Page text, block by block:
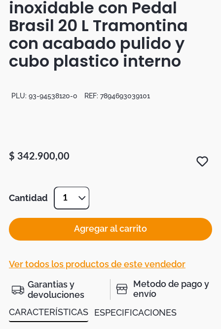
inoxidable con Pedal
Brasil 20 L Tramontina
con acabado pulido y
cubo plastico interno
PLU: 93-94538120-0 REF: 7894693039101
$ 342.900,00
Cantidad 1
Agregar al carrito
Ver todos los productos de este vendedor
Garantias y
devoluciones
Metodo de pago y
envío
CARACTERÍSTICAS
ESPECIFICACIONES
Dko